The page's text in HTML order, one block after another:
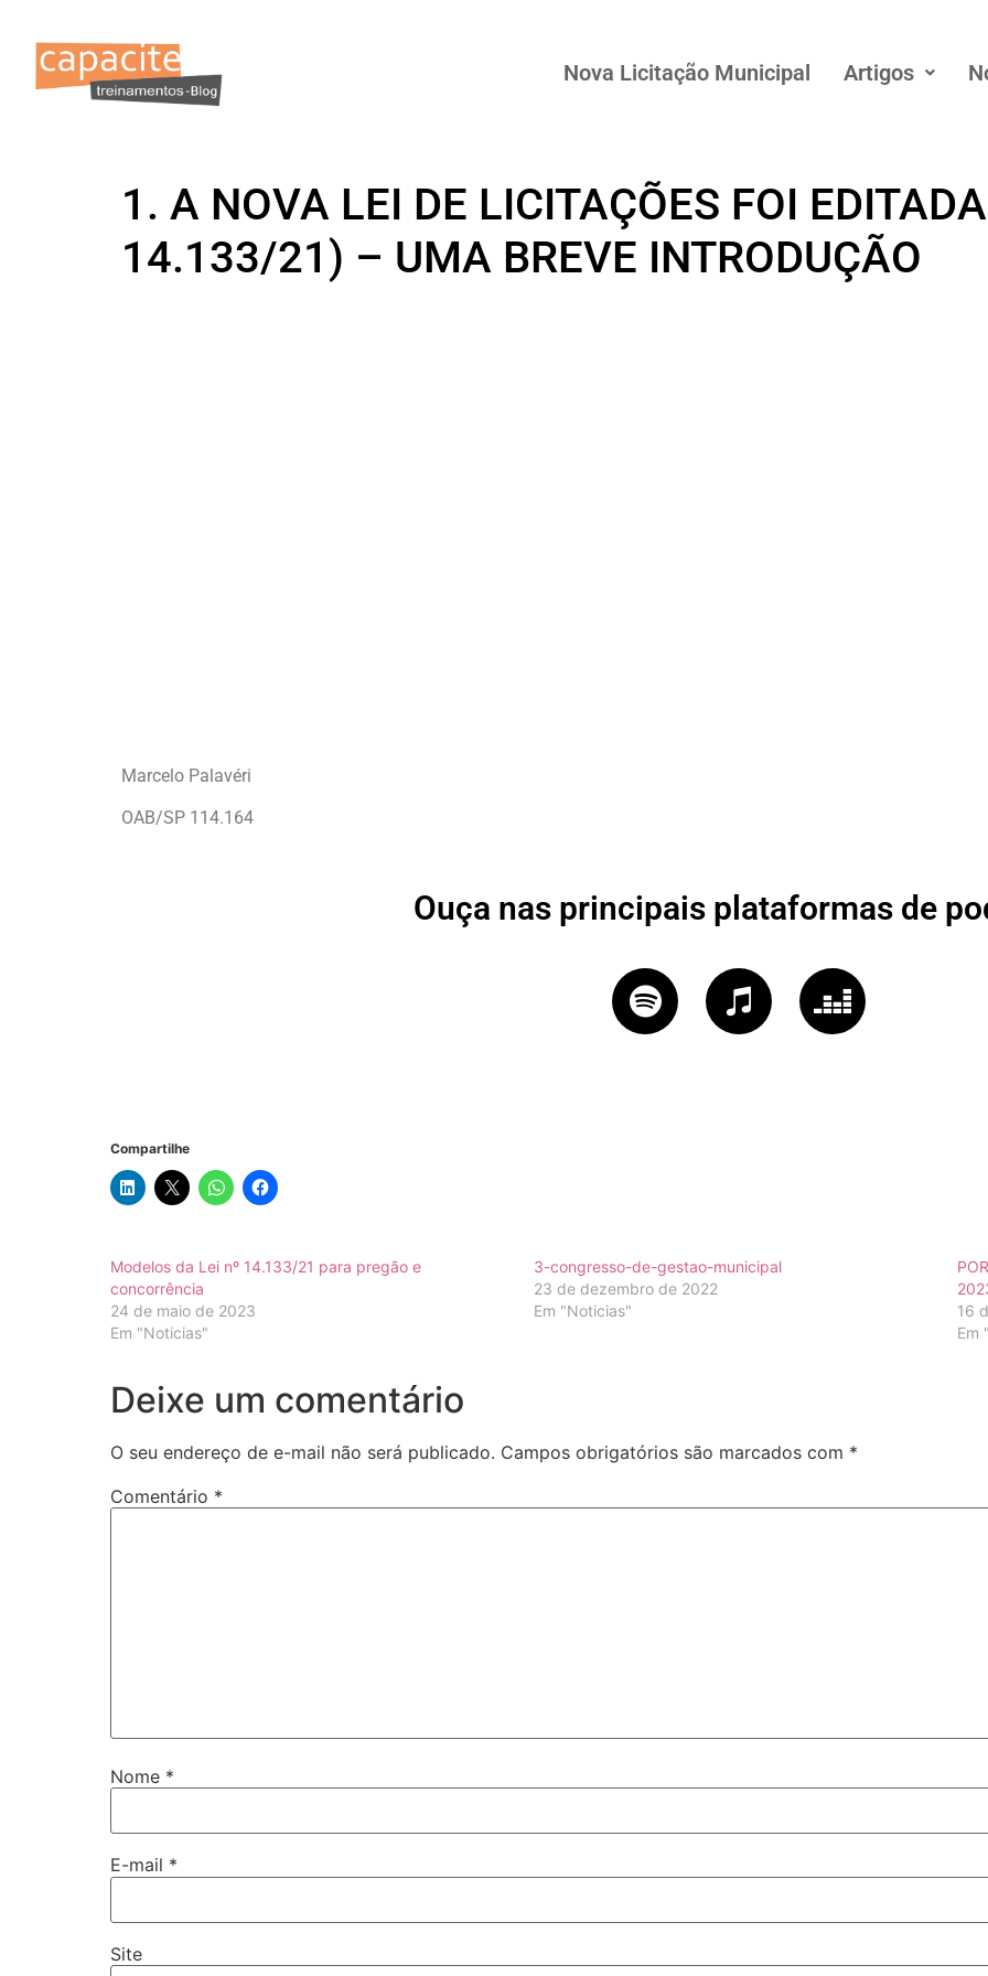
Nova Licitação Municipal Artigos
1. A NOVA LEI DE LICITAÇÕES FOI
14.133/21) – UMA BREVE INTRODUÇÃO
Marcelo Palavéri
OAB/SP 114.164
Ouça nas principais plataformas de
Compartilhe
Modelos da Lei nº 14.133/21 para pregão e
concorrência
24 de maio de 2023
Em "Noticias"
3-congresso-de-gestao-municipal
23 de dezembro de 2022
Em "Noticias"
16
Em
Deixe um comentário
O seu endereço de e-mail não será publicado. Campos obrigatórios são marcados com *
Comentário *
Nome *
E-mail *
Site